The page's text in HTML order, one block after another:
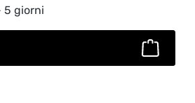
desiderata o
5 giorni